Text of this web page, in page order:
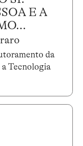
E A
da
a Tecnologia